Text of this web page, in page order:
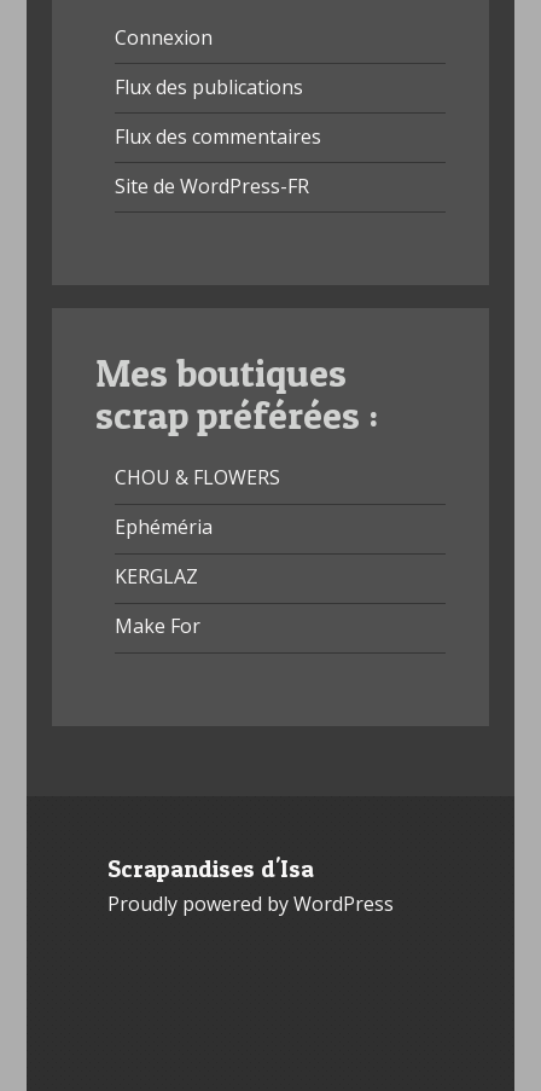
Connexion
Flux des publications
Flux des commentaires
Site de WordPress-FR
Mes boutiques
scrap préférées :
CHOU & FLOWERS
Ephéméria
KERGLAZ
Make For
Scrapandises d'Isa
Proudly powered by WordPress